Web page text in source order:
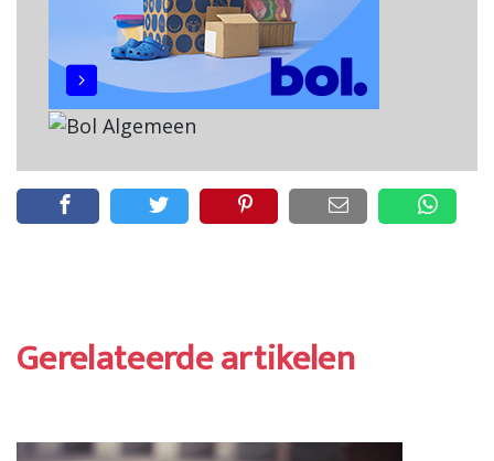
Gerelateerde artikelen